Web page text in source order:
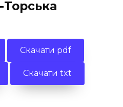
Скачати pdf
Скачати txt